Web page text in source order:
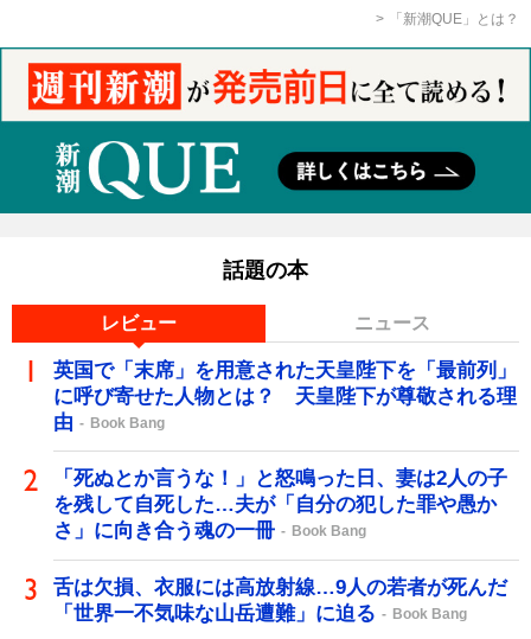
「新潮QUE」とは？
話題の本
レビュー ニュース
英国で「末席」を用意された天皇陛下を「最前列」
に呼び寄せた人物とは？ 天皇陛下が尊敬される理
由
Book Bang
「死ぬとか言うな！」と怒鳴った日、妻は2人の子
を残して自死した…夫が「自分の犯した罪や愚か
さ」に向き合う魂の一冊
Book Bang
舌は欠損、衣服には高放射線…9人の若者が死んだ
「世界一不気味な山岳遭難」に迫る
Book Bang